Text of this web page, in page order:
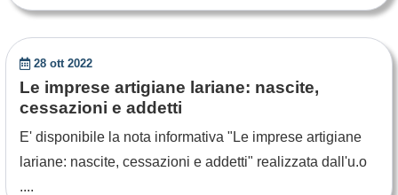
28 ott 2022
Le imprese artigiane lariane: nascite,
cessazioni e addetti
E' disponibile la nota informativa "Le imprese artigiane
lariane: nascite, cessazioni e addetti" realizzata dall'u.o
....